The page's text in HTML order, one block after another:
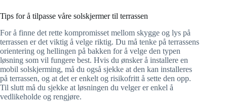
Tips for å tilpasse våre solskjermer til terrassen
For å finne det rette kompromisset mellom skygge og lys på
terrassen er det viktig å velge riktig. Du må tenke på terrassens
orientering og hellingen på bakken for å velge den typen
løsning som vil fungere best. Hvis du ønsker å installere en
mobil solskjerming, må du også sjekke at den kan installeres
på terrassen, og at det er enkelt og risikofritt å sette den opp.
Til slutt må du sjekke at løsningen du velger er enkel å
vedlikeholde og rengjøre.